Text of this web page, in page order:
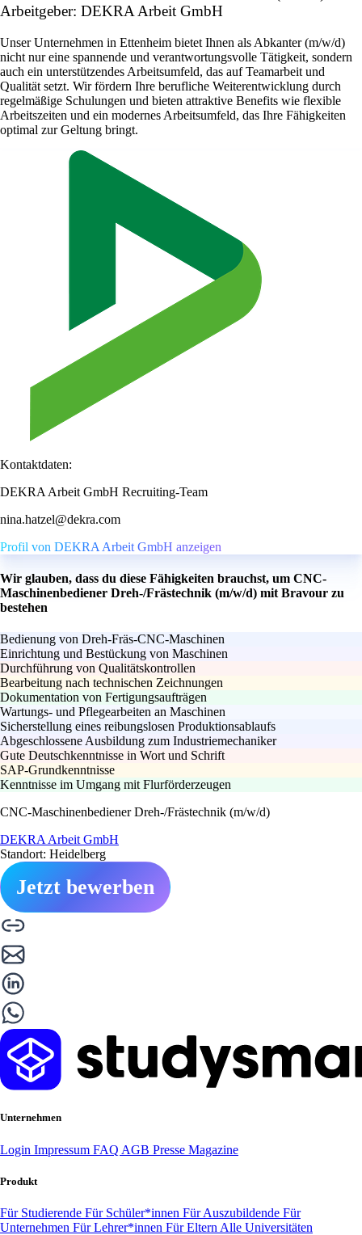
Arbeitgeber: DEKRA Arbeit GmbH
Unser Unternehmen in Ettenheim bietet Ihnen als Abkanter (m/w/d)
nicht nur eine spannende und verantwortungsvolle Tätigkeit, sondern
auch ein unterstützendes Arbeitsumfeld, das auf Teamarbeit und
Qualität setzt. Wir fördern Ihre berufliche Weiterentwicklung durch
regelmäßige Schulungen und bieten attraktive Benefits wie flexible
Arbeitszeiten und ein modernes Arbeitsumfeld, das Ihre Fähigkeiten
optimal zur Geltung bringt.
Kontaktdaten:
DEKRA Arbeit GmbH Recruiting-Team
nina.hatzel@dekra.com
Profil von DEKRA Arbeit GmbH anzeigen
Wir glauben, dass du diese Fähigkeiten brauchst, um CNC-
Maschinenbediener Dreh-/Frästechnik (m/w/d) mit Bravour zu
bestehen
Bedienung von Dreh-Fräs-CNC-Maschinen
Einrichtung und Bestückung von Maschinen
Durchführung von Qualitätskontrollen
Bearbeitung nach technischen Zeichnungen
Dokumentation von Fertigungsaufträgen
Wartungs- und Pflegearbeiten an Maschinen
Sicherstellung eines reibungslosen Produktionsablaufs
Abgeschlossene Ausbildung zum Industriemechaniker
Gute Deutschkenntnisse in Wort und Schrift
SAP-Grundkenntnisse
Kenntnisse im Umgang mit Flurförderzeugen
CNC-Maschinenbediener Dreh-/Frästechnik (m/w/d)
DEKRA Arbeit GmbH
Standort: Heidelberg
Jetzt bewerben
Unternehmen
Login Impressum FAQ AGB Presse Magazine
Produkt
Für Studierende Für Schüler*innen Für Auszubildende Für
Unternehmen Für Lehrer*innen Für Eltern Alle Universitäten